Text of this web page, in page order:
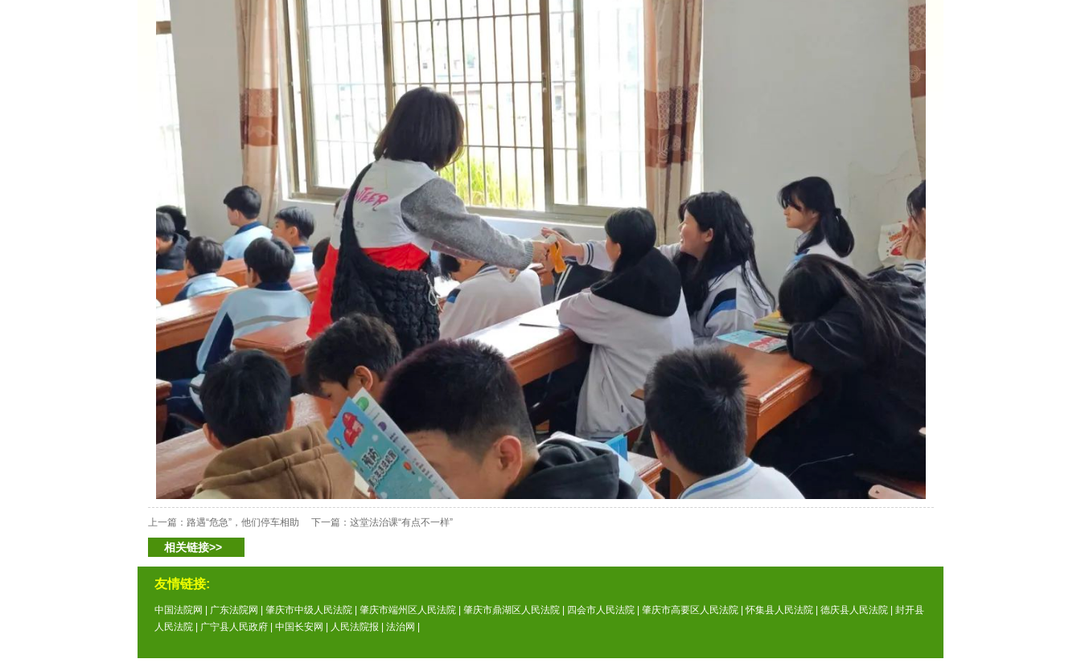
上一篇： 路遇“危急”，他们停车相助 下一篇： 这堂法治课“有点不一样”
相关链接>>
友情链接:
中国法院网 | 广东法院网 | 肇庆市中级人民法院 | 肇庆市端州区人民法院 | 肇庆市鼎湖区人民法院 | 四会市人民法院 | 肇庆市高要区人民法院 |怀集县人民法院 | 德庆县人民法院 | 封开县
人民法院 | 广宁县人民政府 | 中国长安网 | 人民法院报 | 法治网 |